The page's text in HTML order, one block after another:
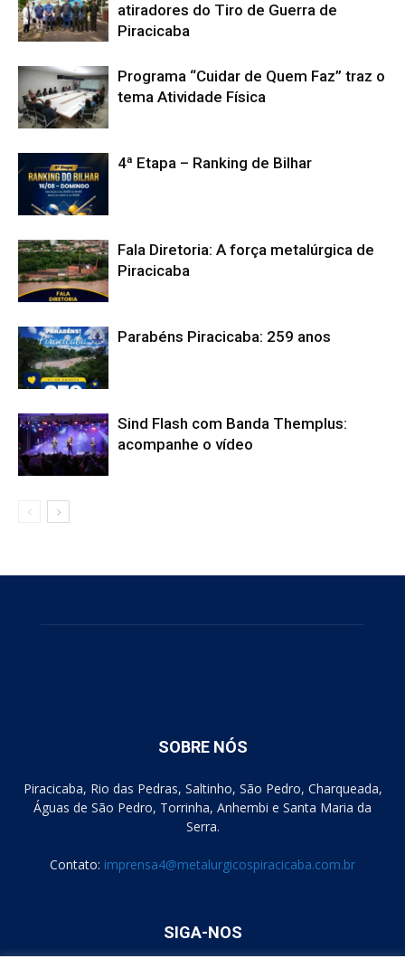
atiradores do Tiro de Guerra de
Piracicaba
Programa “Cuidar de Quem Faz” traz o
tema Atividade Física
4ª Etapa – Ranking de Bilhar
Fala Diretoria: A força metalúrgica de
Piracicaba
Parabéns Piracicaba: 259 anos
Sind Flash com Banda Themplus:
acompanhe o vídeo
SOBRE NÓS
Piracicaba, Rio das Pedras, Saltinho, São Pedro, Charqueada,
Águas de São Pedro, Torrinha, Anhembi e Santa Maria da
Serra.
Contato: imprensa4@metalurgicospiracicaba.com.br
SIGA-NOS